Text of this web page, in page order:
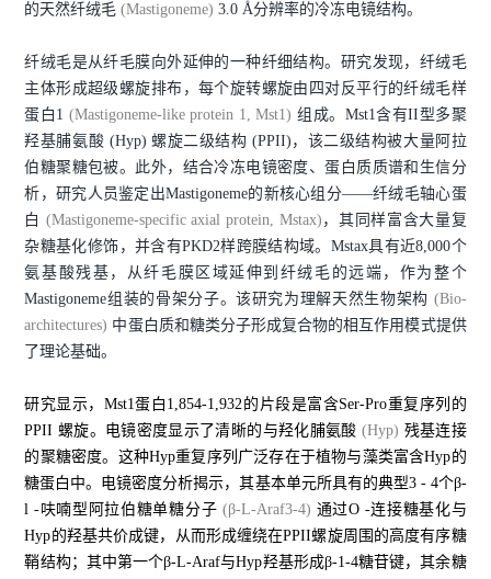
的天然纤绒毛(Mastigoneme)3.0 Å分辨率的冷冻电镜结构。
纤绒毛是从纤毛膜向外延伸的一种纤细结构。研究发现，纤绒毛
主体形成超级螺旋排布，每个旋转螺旋由四对反平行的纤绒毛样
蛋白1 (Mastigoneme-like protein 1, Mst1) 组成。Mst1含有II型多聚
羟基脯氨酸 (Hyp) 螺旋二级结构 (PPII)，该二级结构被大量阿拉
伯糖聚糖包被。此外，结合冷冻电镜密度、蛋白质质谱和生信分
析，研究人员鉴定出Mastigoneme的新核心组分——纤绒毛轴心蛋
白 (Mastigoneme-specific axial protein, Mstax) ，其同样富含大量复
杂糖基化修饰，并含有PKD2样跨膜结构域。Mstax具有近8,000个
氨基酸残基，从纤毛膜区域延伸到纤绒毛的远端，作为整个
Mastigoneme组装的骨架分子。该研究为理解天然生物架构 (Bio-
architectures) 中蛋白质和糖类分子形成复合物的相互作用模式提供
了理论基础。
研究显示，Mst1蛋白1,854-1,932的片段是富含Ser-Pro重复序列的
PPII 螺旋。电镜密度显示了清晰的与羟化脯氨酸 (Hyp) 残基连接
的聚糖密度。这种Hyp重复序列广泛存在于植物与藻类富含Hyp的
糖蛋白中。电镜密度分析揭示，其基本单元所具有的典型3 - 4个β-
l -呋喃型阿拉伯糖单糖分子 (β-L-Araf3-4) 通过O -连接糖基化与
Hyp的羟基共价成键，从而形成缠绕在PPII螺旋周围的高度有序糖
鞘结构；其中第一个β-L-Araf与Hyp羟基形成β-1-4糖苷键，其余糖